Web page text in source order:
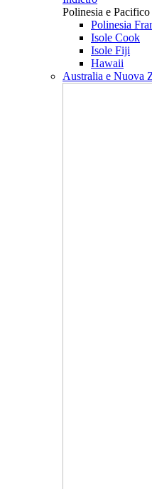
Polinesia e Pacifico
Polinesia
Isole Cook
Isole Fiji
Hawaii
Australia e Nuova